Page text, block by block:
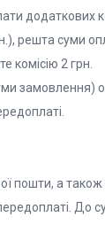
додаткових
решта суми
комісію 2 грн.
замовлення)
пошти, а також
До